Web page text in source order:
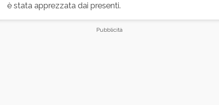
è stata apprezzata dai presenti.